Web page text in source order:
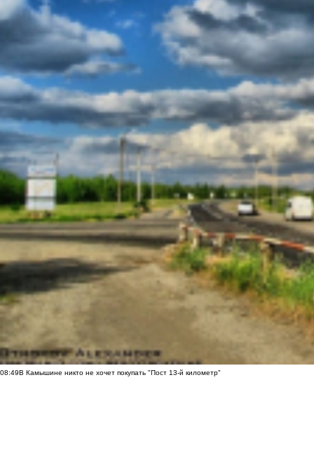
08:49В Камышине никто не хочет покупать "Пост 13-й километр"